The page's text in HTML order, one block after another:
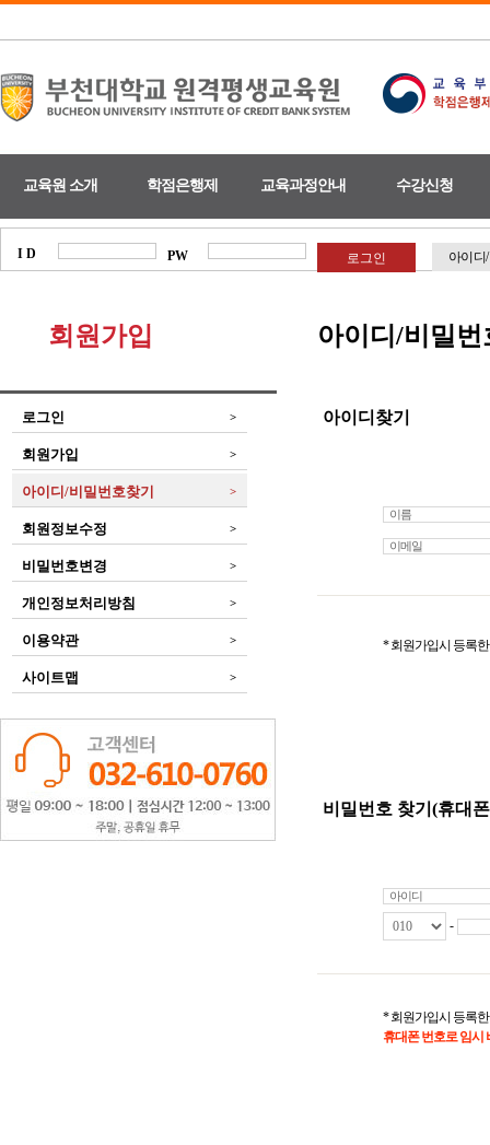
교육원 소개 학점은행제 교육과정안내 수강신청
I D PW 아이디
회원가입
로그인 >
회원가입 >
아이디/비밀번호찾기 >
회원정보수정 >
비밀번호변경 >
개인정보처리방침 >
이용약관 >
사이트맵 >
아이디/비밀번
아이디찾기
* 회원가입시 등록한
비밀번호 찾기(휴대
-
* 회원가입시 등록한
휴대폰 번호로 임시